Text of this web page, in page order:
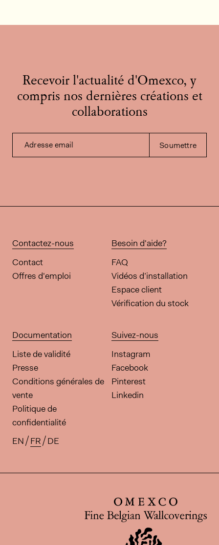
Recevoir l'actualité d'Omexco, y
compris nos dernières créations et
collaborations
Adresse email Soumettre
Contactez-nous
Contact
Offres d'emploi
Besoin d'aide?
FAQ
Vidéos d’installation
Espace client
Vérification du stock
Documentation
Liste de validité
Presse
Conditions générales de
vente
Politique de
confidentialité
Suivez-nous
Instagram
Facebook
Pinterest
Linkedin
Traductions disponibles pour
EN FR DE